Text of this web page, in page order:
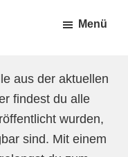
Menü
aus der aktuellen
findest du alle
wurden,
sind. Mit einem